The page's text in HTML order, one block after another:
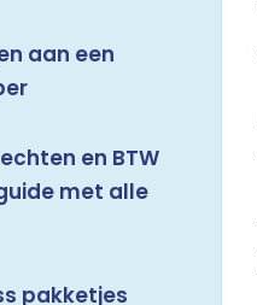
aan een
en BTW
met alle
pakketjes